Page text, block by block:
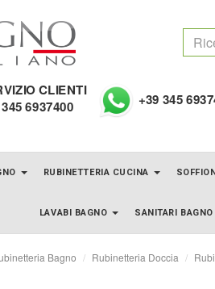
CLIENTI
6937400 +39 345
RUBINETTERIA CUCINA
LAVABI BAGNO SANITARI BAGNO
Bagno Rubinetteria Doccia